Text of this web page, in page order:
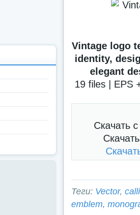
Vintage logo
identity,
elegant
19 files | EPS
Скачать
Теги: Vector,
emblem,